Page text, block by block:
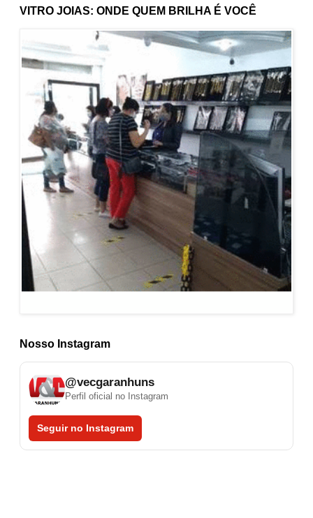
Nosso Instagram
@vecgaranhuns
Perfil oficial no Instagram
Seguir no Instagram
VITRO JOIAS: ONDE QUEM BRILHA É VOCÊ